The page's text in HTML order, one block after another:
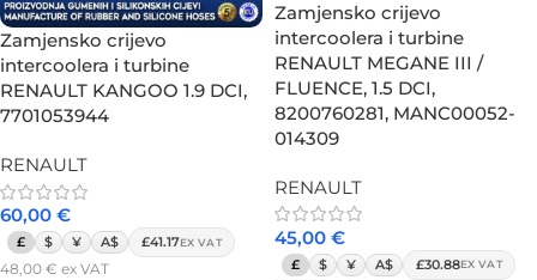
Zamjensko crijevo
intercoolera i turbine
RENAULT KANGOO 1.9 DCI,
7701053944
RENAULT
60,00 €
£ $ ¥ A$ £41.17EX VAT
48,00 € ex VAT
Zamjensko crijevo
intercoolera i turbine
RENAULT MEGANE III /
FLUENCE, 1.5 DCI,
8200760281, MANC00052-
014309
RENAULT
45,00 €
£ $ ¥ A$ £30.88EX VAT